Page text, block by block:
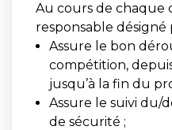
Au cours de chaque
responsable désigné
Assure le bon
compétition,
jusqu’à la fin du
Assure le suivi du/
de sécurité ;